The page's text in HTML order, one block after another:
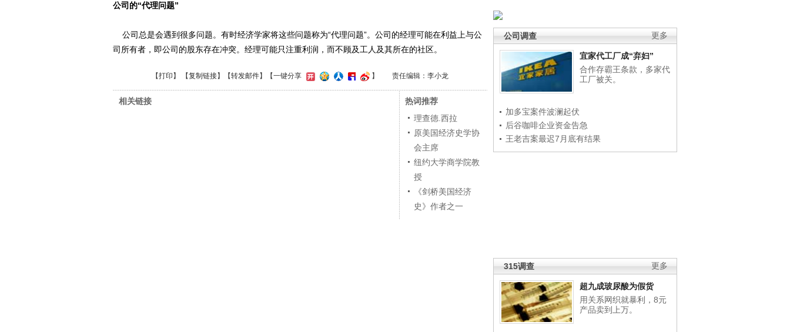
更多
公司调查
宜家代工厂成“弃妇”
合作存霸王条款，多家代
工厂被关。
加多宝案件波澜起伏
后谷咖啡企业资金告急
王老吉案最迟7月底有结果
更多
315调查
超九成玻尿酸为假货
用关系网织就暴利，8元
产品卖到上万。
公司的“代理问题”
公司总是会遇到很多问题。有时经济学家将这些问题称为“代理问题”。公司的经理可能在利益上与公
司所有者，即公司的股东存在冲突。经理可能只注重利润，而不顾及工人及其所在的社区。
【打印 】 【复制链接】【转发邮件】 【一键分享 】 责任编辑：李小龙
相关链接
热词推荐
理查德.西拉
原美国经济史学协
会主席
纽约大学商学院教
授
《剑桥美国经济
史》作者之一